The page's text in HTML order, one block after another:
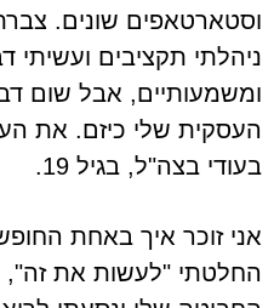
וסטארטאפים שונים.
ניהלתי תקציבים ועשיתי
ומשמעותיים, אבל שום
העסקית שלי כיזם. את
בעודי בצה"ל, בגיל 19.
אני זוכר איך באחת
החלטתי "לעשות את זה",